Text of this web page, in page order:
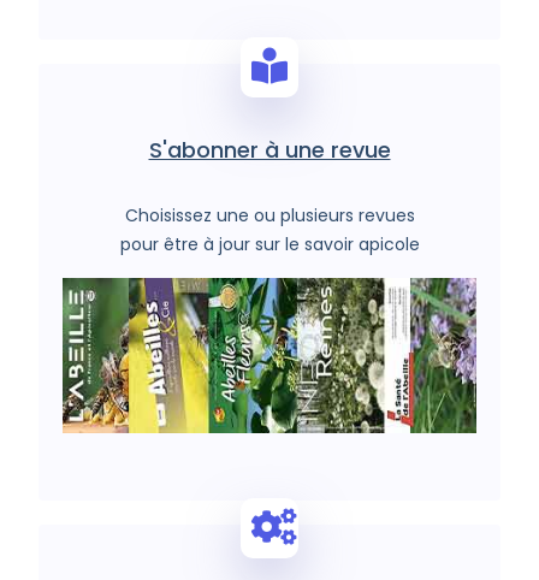
S'abonner à une revue
Choisissez une ou plusieurs revues
pour être à jour sur le savoir apicole